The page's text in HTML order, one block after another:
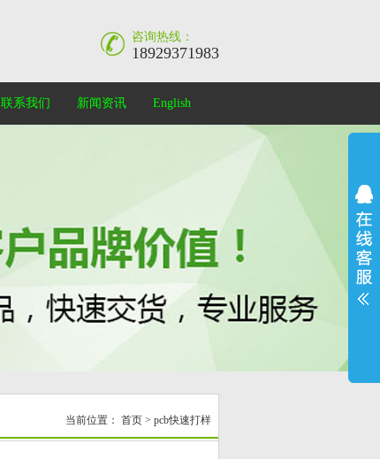
咨询热线：
18929371983
联系我们 新闻资讯 English
当前位置： 首页 > pcb快速打样